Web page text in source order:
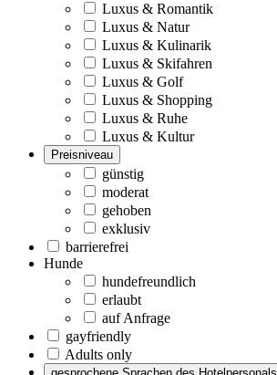
Luxus & Romantik
Luxus & Natur
Luxus & Kulinarik
Luxus & Skifahren
Luxus & Golf
Luxus & Shopping
Luxus & Ruhe
Luxus & Kultur
Preisniveau
günstig
moderat
gehoben
exklusiv
barrierefrei
Hunde
hundefreundlich
erlaubt
auf Anfrage
gayfriendly
Adults only